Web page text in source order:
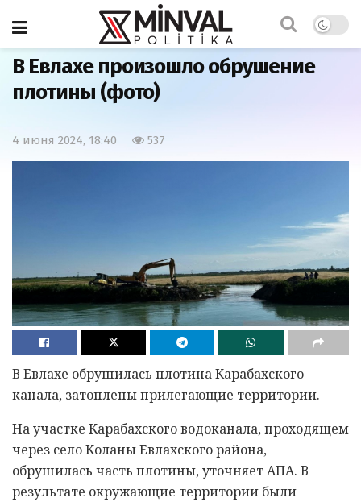
Главная Общество
В Евлахе произошло обрушение
плотины (фото)
4 июня 2024, 18:40 537
В Евлахе обрушилась плотина Карабахского
канала, затоплены прилегающие территории.
На участке Карабахского водоканала, проходящем
через село Коланы Евлахского района,
обрушилась часть плотины, уточняет АПА. В
результате окружающие территории были